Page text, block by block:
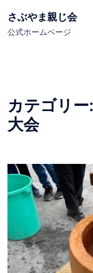
さぶやま親じ会
公式ホームページ
カテゴリー:
大会